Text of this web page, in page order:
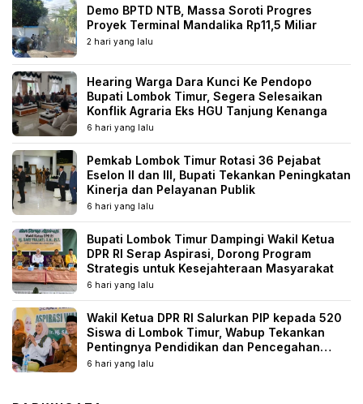
Demo BPTD NTB, Massa Soroti Progres
Proyek Terminal Mandalika Rp11,5 Miliar
2 hari yang lalu
Hearing Warga Dara Kunci Ke Pendopo
Bupati Lombok Timur, Segera Selesaikan
Konflik Agraria Eks HGU Tanjung Kenanga
6 hari yang lalu
Pemkab Lombok Timur Rotasi 36 Pejabat
Eselon II dan III, Bupati Tekankan Peningkatan
Kinerja dan Pelayanan Publik
6 hari yang lalu
Bupati Lombok Timur Dampingi Wakil Ketua
DPR RI Serap Aspirasi, Dorong Program
Strategis untuk Kesejahteraan Masyarakat
6 hari yang lalu
Wakil Ketua DPR RI Salurkan PIP kepada 520
Siswa di Lombok Timur, Wabup Tekankan
Pentingnya Pendidikan dan Pencegahan
Perkawinan Anak
6 hari yang lalu